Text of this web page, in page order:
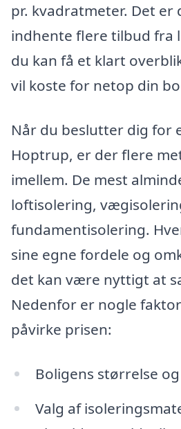
pr. kvadratmeter. Det er
indhente flere tilbud fra
du kan få et klart
vil koste for netop din
Når du beslutter dig for
Hoptrup, er der flere
imellem. De mest
loftisolering,
fundamentisolering.
sine egne fordele og
det kan være nyttigt at
Nedenfor er nogle
påvirke prisen:
Boligens størrelse
Valg af